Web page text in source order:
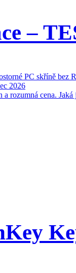
–
PC skříně bez
2026
rozumná cena. Jaká